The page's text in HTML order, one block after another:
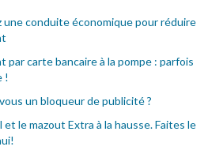
conduite économique pour réduire
par carte bancaire à la pompe : parfois
!
un bloqueur de publicité ?
le mazout Extra à la hausse. Faites le